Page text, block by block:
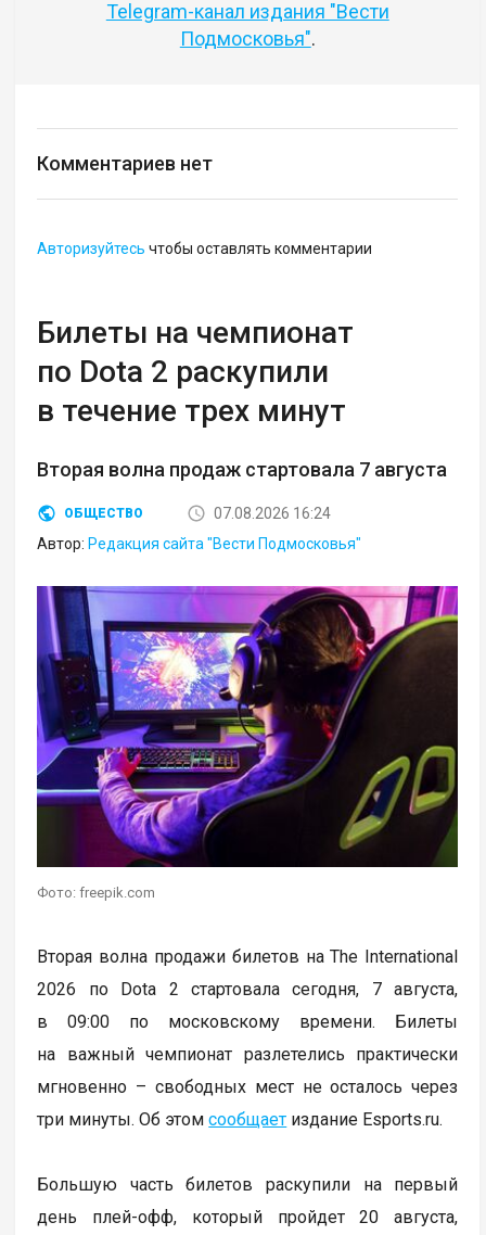
Telegram-канал издания "Вести
Подмосковья".
Комментариев нет
Авторизуйтесь чтобы оставлять комментарии
Билеты на чемпионат
по Dota 2 раскупили
в течение трех минут
Вторая волна продаж стартовала 7 августа
ОБЩЕСТВО
07.08.2026 16:24
Автор: Редакция сайта "Вести Подмосковья"
Фото: freepik.com
Вторая волна продажи билетов на The International
2026 по Dota 2 стартовала сегодня, 7 августа,
в 09:00 по московскому времени. Билеты
на важный чемпионат разлетелись практически
мгновенно – свободных мест не осталось через
три минуты. Об этомсообщает издание Esports.ru.
Большую часть билетов раскупили на первый
день плей-офф, который пройдет 20 августа,